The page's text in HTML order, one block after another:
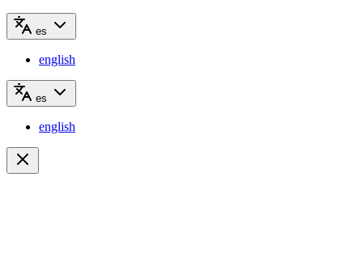
es
english
es
english